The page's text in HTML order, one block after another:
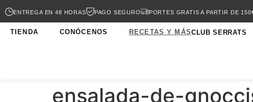
ENTREGA EN 48 HORAS PAGO SEGURO PORTES GRATIS A PARTIR DE
TIENDA CONÓCENOS RECETAS Y MÁSCLUB SERRATS
ensalada-de-